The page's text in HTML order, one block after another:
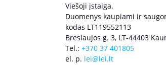
Viešoji įstaiga.
Duomenys kaupiami ir
kodas LT119552113
Breslaujos g. 3, LT-44403
Tel.: +370 37 401805
el. p. lei@lei.lt